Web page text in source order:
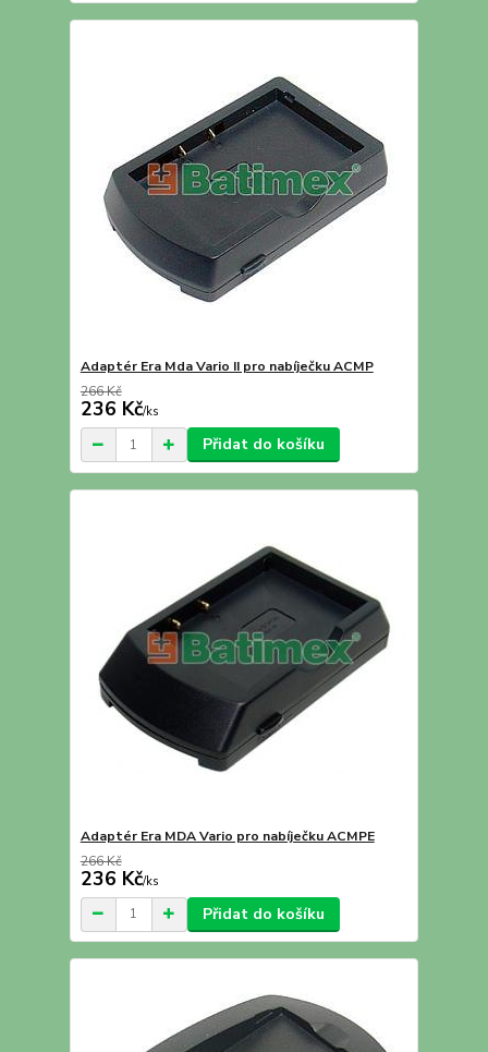
Adaptér Era Mda Vario II pro nabíječku ACMP
266 Kč
236 Kč/ks
Přidat do košíku
Adaptér Era MDA Vario pro nabíječku ACMPE
266 Kč
236 Kč/ks
Přidat do košíku